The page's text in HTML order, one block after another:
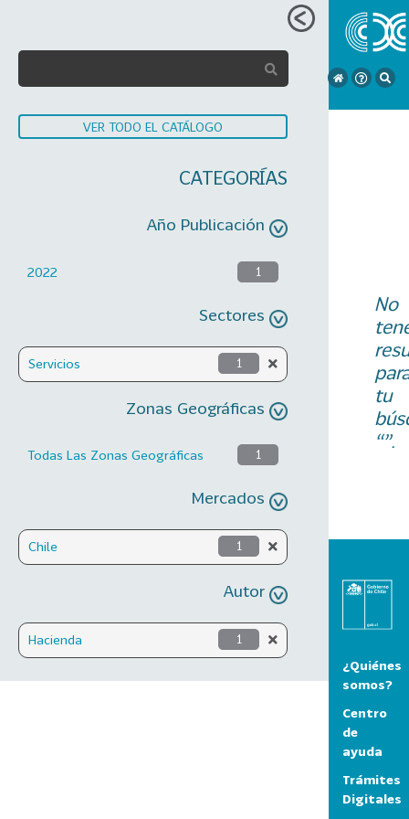
VER TODO EL CATÁLOGO
CATEGORÍAS
Año Publicación
2022 1
Sectores
Servicios 1
Zonas Geográficas
Todas Las Zonas Geográficas 1
Mercados
Chile 1
Autor
Hacienda 1
No
tu
“”.
¿Quiénes
somos?
Centro
de
ayuda
Trámites
Digitales